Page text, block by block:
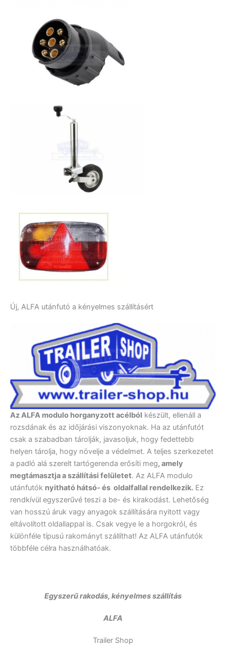
Új, ALFA utánfutó a kényelmes szállításért
Az ALFA modulo horganyzott acélból készült, ellenáll a
rozsdának és az időjárási viszonyoknak. Ha az utánfutót
csak a szabadban tárolják, javasoljuk, hogy fedettebb
helyen tárolja, hogy növelje a védelmet. A teljes szerkezetet
a padló alá szerelt tartógerenda erősíti meg, amely
megtámasztja a szállítási felületet. Az ALFA modulo
utánfutók nyitható hátsó- és oldalfallal rendelkezik. Ez
rendkívül egyszerűvé teszi a be- és kirakodást. Lehetőség
van hosszú áruk vagy anyagok szállítására nyitott vagy
eltávolított oldallappal is. Csak vegye le a horgokról, és
különféle típusú rakományt szállíthat! Az ALFA utánfutók
többféle célra használhatóak.
Egyszerű rakodás, kényelmes szállítás
ALFA
Trailer Shop